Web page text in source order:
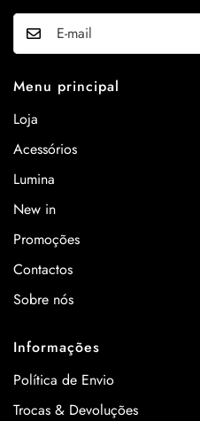
Menu principal
Loja
Acessórios
Lumina
New in
Promoções
Contactos
Sobre nós
Informações
Política de Envio
Trocas & Devoluções